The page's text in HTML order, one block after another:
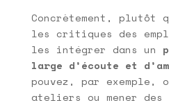
Concrètement, plutôt
les critiques des
les intégrer dans un
large d’écoute et
pouvez, par exemple,
ateliers ou mener